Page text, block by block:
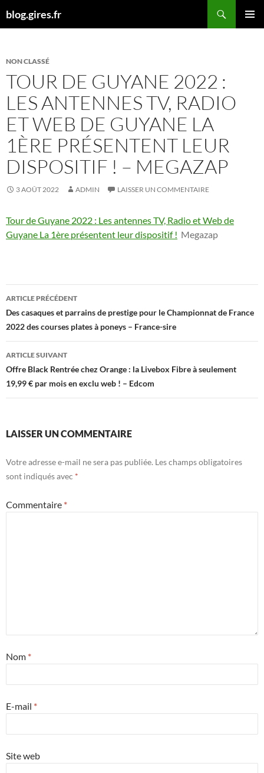
aublog.gires.fr
NON CLASSÉ
TOUR DE GUYANE 2022 :
LES ANTENNES TV, RADIO
ET WEB DE GUYANE LA
1ÈRE PRÉSENTENT LEUR
DISPOSITIF ! – MEGAZAP
3 AOÛT 2022 ADMIN LAISSER UN COMMENTAIRE
Tour de Guyane 2022 : Les antennes TV, Radio et Web de
Guyane La 1ère présentent leur dispositif ! Megazap
Navigation
des
articles
ARTICLE PRÉCÉDENT
Des casaques et parrains de prestige pour le Championnat de France
2022 des courses plates à poneys – France-sire
ARTICLE SUIVANT
Offre Black Rentrée chez Orange : la Livebox Fibre à seulement
19,99 € par mois en exclu web ! – Edcom
LAISSER UN COMMENTAIRE
Votre adresse e-mail ne sera pas publiée. Les champs obligatoires
sont indiqués avec *
Commentaire *
Nom *
E-mail *
Site web